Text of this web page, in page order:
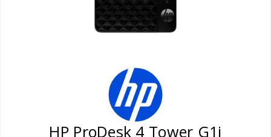
HP ProDesk 4 Tower G1i